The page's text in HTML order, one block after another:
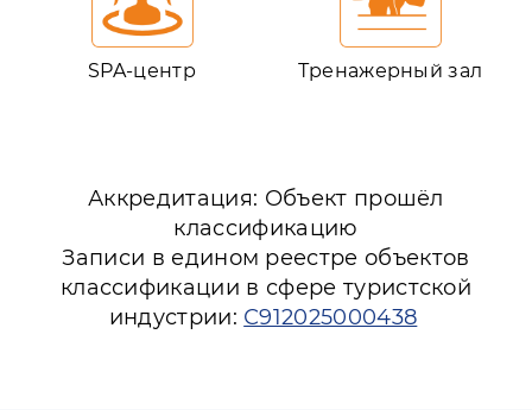
SPA-центр Тренажерный зал
Аккредитация: Объект прошёл
классификацию
Записи в едином реестре объектов
классификации в сфере туристской
индустрии: С912025000438